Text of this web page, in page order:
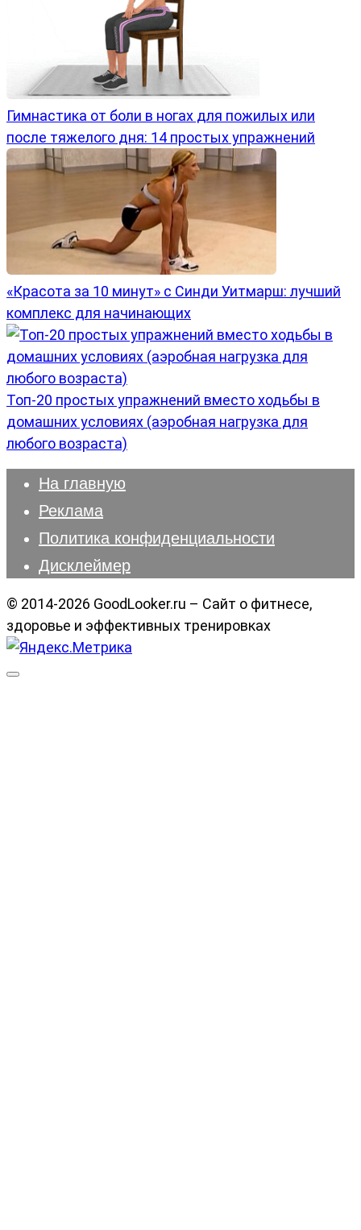
Гимнастика от боли в ногах для пожилых или
после тяжелого дня: 14 простых упражнений
«Красота за 10 минут» с Синди Уитмарш: лучший
комплекс для начинающих
Топ-20 простых упражнений вместо ходьбы в
домашних условиях (аэробная нагрузка для
любого возраста)
На главную
Реклама
Политика конфиденциальности
Дисклеймер
© 2014-2026 GoodLooker.ru – Сайт о фитнесе,
здоровье и эффективных тренировках